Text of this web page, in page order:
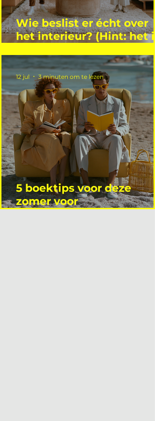
Wie beslist er écht over
het interieur? (Hint: het is
5 boektips voor deze
zomer voor
12 jul 3 minuten om te lezen